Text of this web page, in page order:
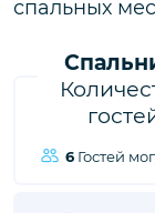
близким
спальных
6 Гостей